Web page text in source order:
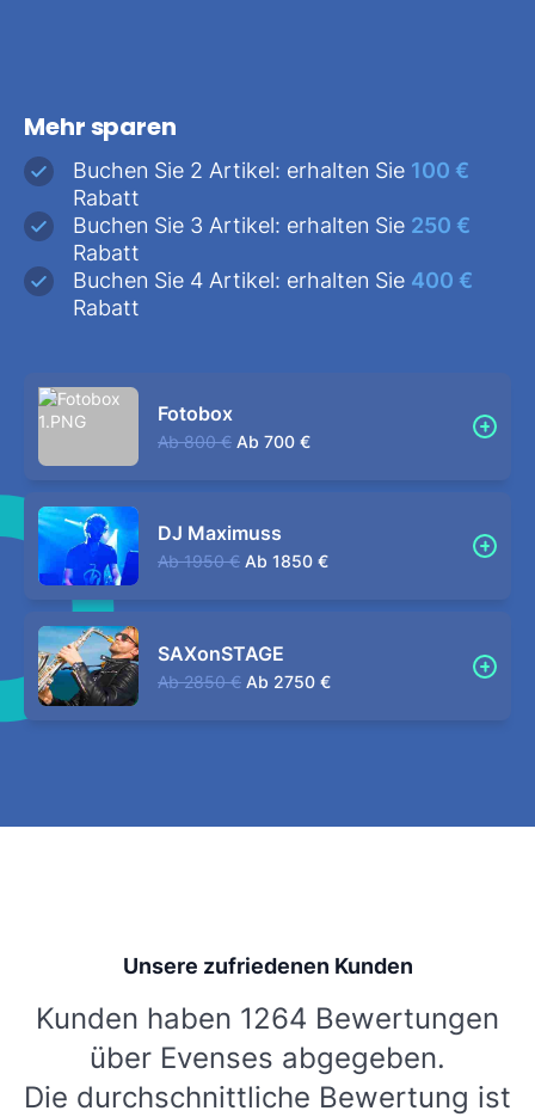
Mehr sparen
Buchen Sie 2 Artikel: erhalten Sie 100 €
Rabatt
Buchen Sie 3 Artikel: erhalten Sie 250 €
Rabatt
Buchen Sie 4 Artikel: erhalten Sie 400 €
Rabatt
Fotobox
Ab 800 € Ab 700 €
DJ Maximuss
Ab 1950 € Ab 1850 €
SAXonSTAGE
Ab 2850 € Ab 2750 €
Unsere zufriedenen Kunden
Kunden haben 1264 Bewertungen
über Evenses abgegeben.
Die durchschnittliche Bewertung ist